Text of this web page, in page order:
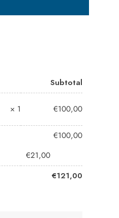
Subtotal
× 1 €100,00
€100,00
€21,00
€121,00